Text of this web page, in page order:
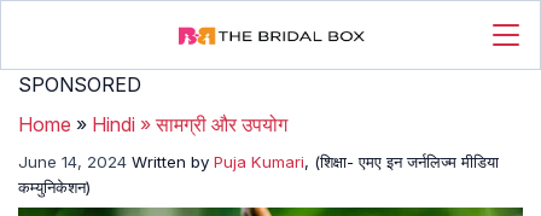
SPONSORED
Home » Hindi »सामग्री और उपयोग
June 14, 2024 Written by Puja Kumari, (शिक्षा- एमए इन जर्नलिज्म मीडिया
कम्युनिकेशन)